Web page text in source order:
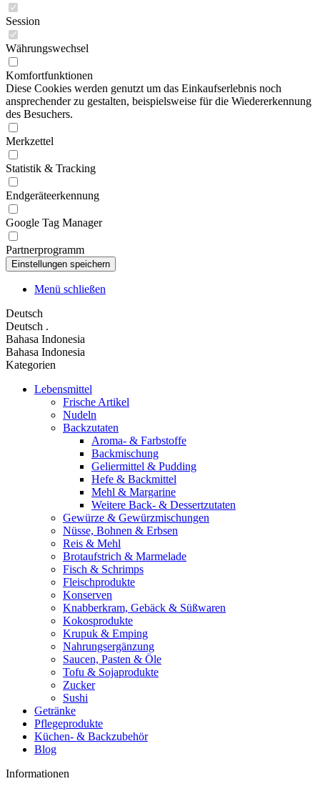
Session
Währungswechsel
Komfortfunktionen
Diese Cookies werden genutzt um das Einkaufserlebnis noch
ansprechender zu gestalten, beispielsweise für die Wiedererkennung
des Besuchers.
Merkzettel
Statistik & Tracking
Endgeräteerkennung
Google Tag Manager
Partnerprogramm
Menü schließen
Deutsch
Deutsch .
Bahasa Indonesia
Bahasa Indonesia
Kategorien
Lebensmittel
Frische Artikel
Nudeln
Backzutaten
Aroma- & Farbstoffe
Backmischung
Geliermittel & Pudding
Hefe & Backmittel
Mehl & Margarine
Weitere Back- & Dessertzutaten
Gewürze & Gewürzmischungen
Nüsse, Bohnen & Erbsen
Reis & Mehl
Brotaufstrich & Marmelade
Fisch & Schrimps
Fleischprodukte
Konserven
Knabberkram, Gebäck & Süßwaren
Kokosprodukte
Krupuk & Emping
Nahrungsergänzung
Saucen, Pasten & Öle
Tofu & Sojaprodukte
Zucker
Sushi
Getränke
Pflegeprodukte
Küchen- & Backzubehör
Blog
Informationen